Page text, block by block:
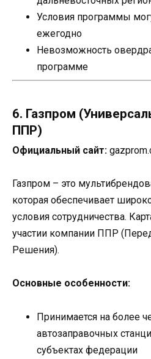
Условия программы
ежегодно
Невозможность
программе
6. Газпром
ППР)
Официальный сайт:
Газпром – это
которая обеспечивает
условия сотрудничества.
участии компании ППР
Решения).
Основные особенности:
Принимается на более
автозаправочных
субъектах федерации